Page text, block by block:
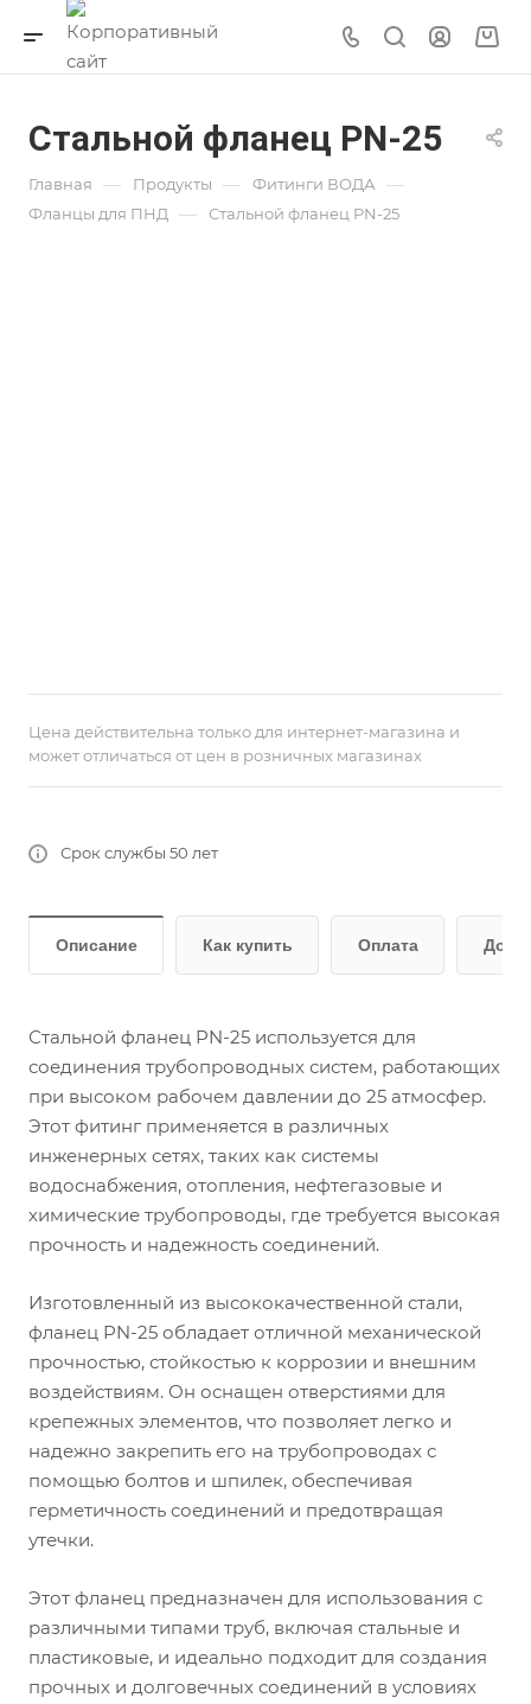
Стальной фланец PN-25
Главная — Продукты — Фитинги ВОДА —
Фланцы для ПНД — Стальной фланец PN-25
Цена действительна только для интернет-магазина и
может отличаться от цен в розничных магазинах
Срок службы 50 лет
Описание Как купить Оплата
Стальной фланец PN-25 используется для
соединения трубопроводных систем, работающих
при высоком рабочем давлении до 25 атмосфер.
Этот фитинг применяется в различных
инженерных сетях, таких как системы
водоснабжения, отопления, нефтегазовые и
химические трубопроводы, где требуется высокая
прочность и надежность соединений.
Изготовленный из высококачественной стали,
фланец PN-25 обладает отличной механической
прочностью, стойкостью к коррозии и внешним
воздействиям. Он оснащен отверстиями для
крепежных элементов, что позволяет легко и
надежно закрепить его на трубопроводах с
помощью болтов и шпилек, обеспечивая
герметичность соединений и предотвращая
утечки.
Этот фланец предназначен для использования с
различными типами труб, включая стальные и
пластиковые, и идеально подходит для создания
прочных и долговечных соединений в условиях